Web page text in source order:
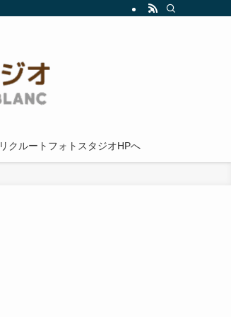
リクルートフォトスタジオHPへ